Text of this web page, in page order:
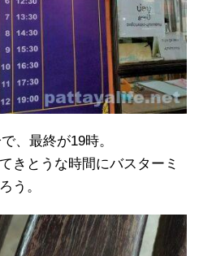
、最終が19時。
きとうな時間にバスターミ
う。